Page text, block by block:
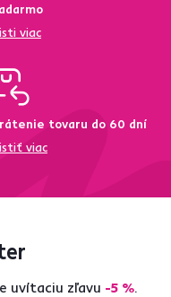
viac
tovaru do 60 dní
viac
uvítaciu zľavu -5 %.